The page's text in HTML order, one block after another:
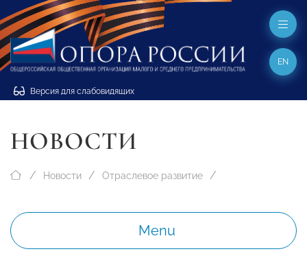
Версия для слабовидящих
EN
НОВОСТИ
Новости Отраслевое развитие
Menu